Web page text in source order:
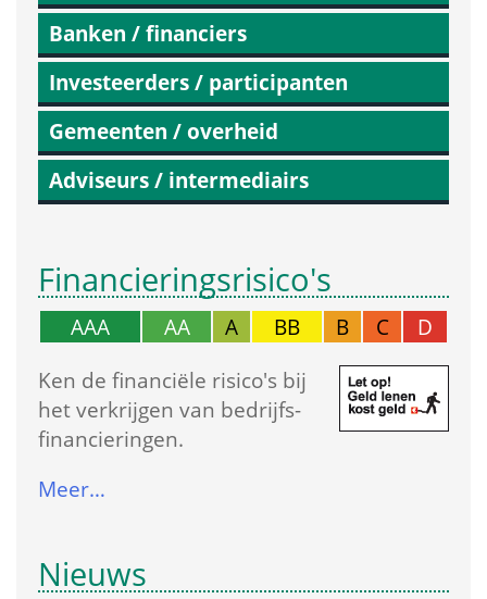
Banken / financiers
Investeerders / participanten
Gemeenten / overheid
Adviseurs / intermediairs
Financierings­risico's
AAA AA A BB B C
D
Ken de financiële risico's bij
het verkrijgen van bedrijfs­
financieringen.
Meer…
Nieuws